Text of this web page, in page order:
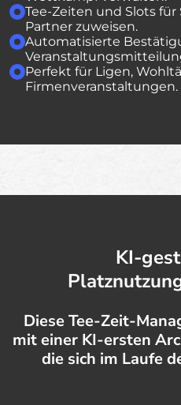
Tee-Zeiten und Slots für
Partner zuweisen.
Automatisierte
Perfekt für Ligen,
Firmenveranstaltungen.
KI-
Diese Tee-Zeit-
mit einer KI-ersten
die sich im Laufe